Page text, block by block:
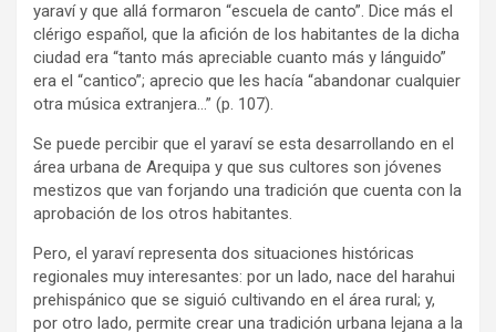
yaraví y que allá formaron “escuela de canto”. Dice más el
clérigo español, que la afición de los habitantes de la dicha
ciudad era “tanto más apreciable cuanto más y lánguido”
era el “cantico”; aprecio que les hacía “abandonar cualquier
otra música extranjera…” (p. 107).
Se puede percibir que el yaraví se esta desarrollando en el
área urbana de Arequipa y que sus cultores son jóvenes
mestizos que van forjando una tradición que cuenta con la
aprobación de los otros habitantes.
Pero, el yaraví representa dos situaciones históricas
regionales muy interesantes: por un lado, nace del harahui
prehispánico que se siguió cultivando en el área rural; y,
por otro lado, permite crear una tradición urbana lejana a la